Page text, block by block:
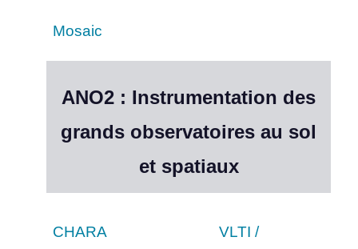
Mosaic
ANO2 : Instrumentation des
grands observatoires au sol
et spatiaux
CHARA
VLTI /